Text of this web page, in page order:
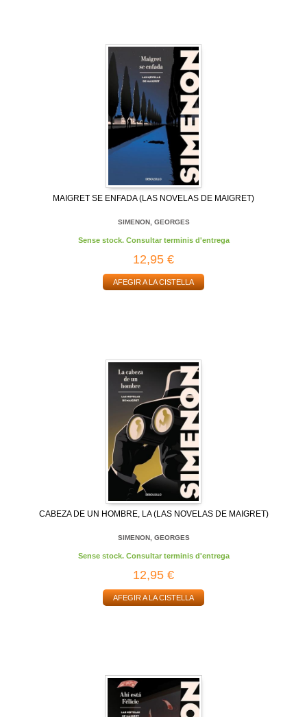
MAIGRET SE ENFADA (LAS NOVELAS DE MAIGRET)
SIMENON, GEORGES
Sense stock. Consultar terminis d'entrega
12,95 €
AFEGIR A LA CISTELLA
CABEZA DE UN HOMBRE, LA (LAS NOVELAS DE MAIGRET)
SIMENON, GEORGES
Sense stock. Consultar terminis d'entrega
12,95 €
AFEGIR A LA CISTELLA